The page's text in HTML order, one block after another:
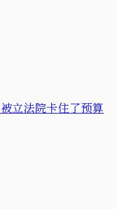
立法院卡住了预算